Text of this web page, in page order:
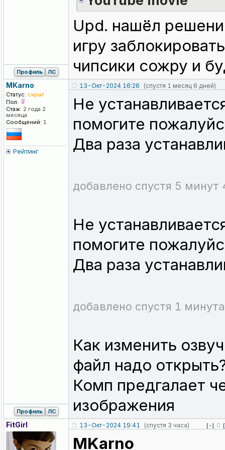
Upd. нашёл
игру
чипсики сожру и
Профиль ЛС
MKarno
Статус: скрыт
Пол:
Стаж: 2 года 2
месяца
Сообщений: 1
Рейтинг
13-Окт-2024 16:26 (спустя 1 месяц 6 дней)
Не
помогите
Два раза
добавлено спустя 5 минут
Не
помогите
Два раза
добавлено спустя 1
Как изменить
файл надо
Комп предгалает
изображения
Профиль ЛС
FitGirl 13-Окт-2024 19:41 (спустя 3 часа) [-] 0
MKarno